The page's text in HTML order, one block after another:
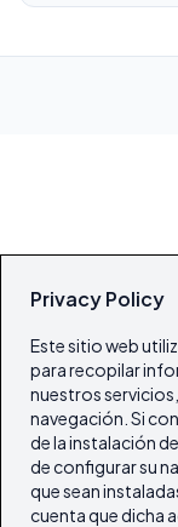
Privacy Policy
Este sitio web
para recopilar
nuestros
navegación. Si
de la instalación
de configurar su
que sean
cuenta que dicha